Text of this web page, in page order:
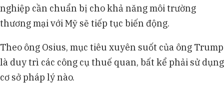
nghiệp cần chuẩn bị cho khả năng môi trường
thương mại với Mỹ sẽ tiếp tục biến động.
Theo ông Osius, mục tiêu xuyên suốt của ông Trump
là duy trì các công cụ thuế quan, bất kể phải sử dụng
cơ sở pháp lý nào.